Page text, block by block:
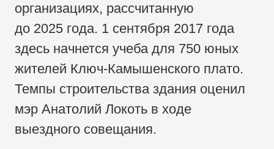
организациях, рассчитанную
до 2025 года. 1 сентября 2017 года
здесь начнется учеба для 750 юных
жителей Ключ-Камышенского плато.
Темпы строительства здания оценил
мэр Анатолий Локоть в ходе
выездного совещания.